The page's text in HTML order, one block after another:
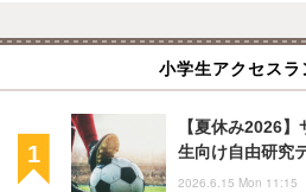
小学生アクセスラ
【夏休み2026
生向け自由研究
2026.6.15 Mon 11:15